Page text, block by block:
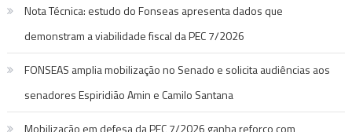
Nota Técnica: estudo do Fonseas apresenta dados que
demonstram a viabilidade fiscal da PEC 7/2026
FONSEAS amplia mobilização no Senado e solicita audiências aos
senadores Espiridião Amin e Camilo Santana
Mobilização em defesa da PEC 7/2026 ganha reforço com